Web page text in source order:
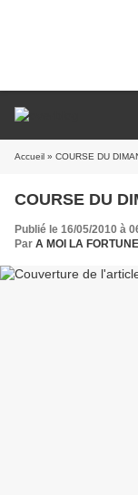
Accueil » COURSE DU
COURSE DU
Publié le 16/05/2010 à
Par A MOI LA FORTUNE